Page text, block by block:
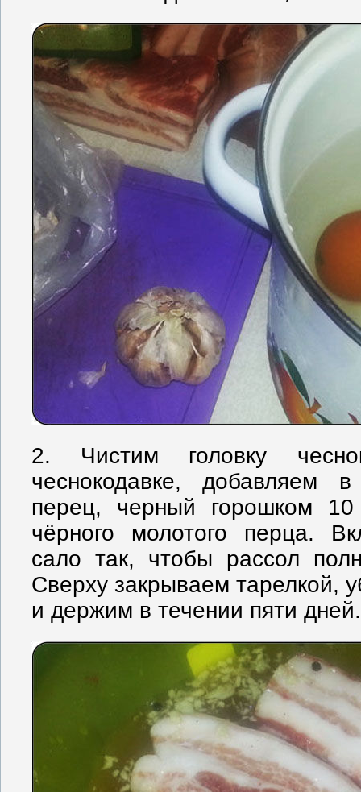
2. Чистим головку
чеснокодавке,
перец, черный горошком
чёрного молотого перца.
сало так, чтобы рассол
Сверху закрываем тарелкой,
и держим в течении пяти дней.